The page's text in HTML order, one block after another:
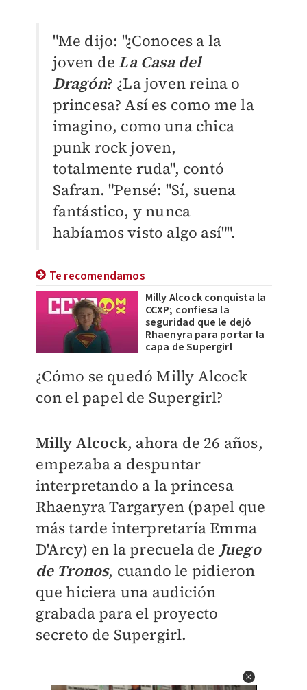
"Me dijo: "¿Conoces a la
joven de La Casa del
Dragón? ¿La joven reina o
princesa? Así es como me la
imagino, como una chica
punk rock joven,
totalmente ruda", contó
Safran. "Pensé: "Sí, suena
fantástico, y nunca
habíamos visto algo así"".
Te recomendamos
Milly Alcock conquista la
CCXP; confiesa la
seguridad que le dejó
Rhaenyra para portar la
capa de Supergirl
¿Cómo se quedó Milly Alcock
con el papel de Supergirl?
Milly Alcock, ahora de 26 años,
empezaba a despuntar
interpretando a la princesa
Rhaenyra Targaryen (papel que
más tarde interpretaría Emma
D'Arcy) en la precuela deJuego
de Tronos, cuando le pidieron
que hiciera una audición
grabada para el proyecto
secreto de Supergirl.